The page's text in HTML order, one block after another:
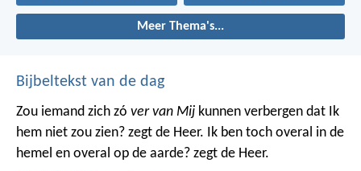
Meer Thema's...
Bijbeltekst van de dag
Zou iemand zich zó ver van Mij kunnen verbergen dat Ik
hem niet zou zien? zegt de Heer. Ik ben toch overal in de
hemel en overal op de aarde? zegt de Heer.